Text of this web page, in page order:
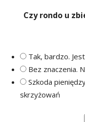
Czy rondo u
Tak, bardzo.
Bez znaczenia.
Szkoda
skrzyżowań